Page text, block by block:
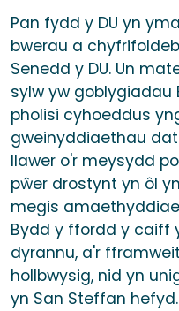
Pan fydd y DU yn
bwerau a
Senedd y DU. Un
sylw yw goblygiadau
pholisi cyhoeddus
gweinyddiaethau
llawer o'r meysydd
pŵer drostynt yn ôl
megis
Bydd y ffordd y caiff
dyrannu, a'r
hollbwysig, nid yn
yn San Steffan hefyd.